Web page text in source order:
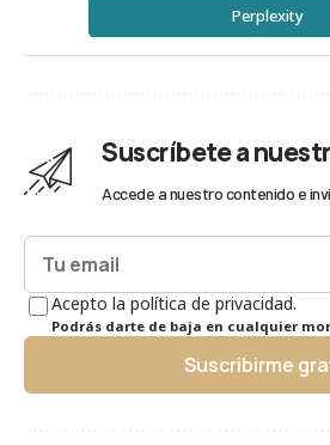
Perplexity
Suscríbete a
Accede a nuestro contenido e
Acepto la política de privacidad.
Podrás darte de baja en cualquier
Suscribirme